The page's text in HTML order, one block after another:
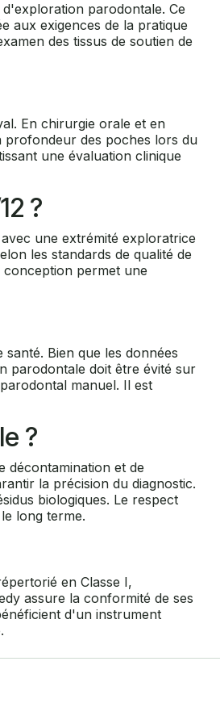
parodontale. Ce
aux exigences de la pratique
des tissus de soutien de
En chirurgie orale et en
profondeur des poches lors du
une évaluation clinique
?
une extrémité exploratrice
les standards de qualité de
permet une
Bien que les données
parodontale doit être évité sur
manuel. Il est
?
décontamination et de
la précision du diagnostic.
biologiques. Le respect
long terme.
en Classe I,
assure la conformité de ses
d'un instrument